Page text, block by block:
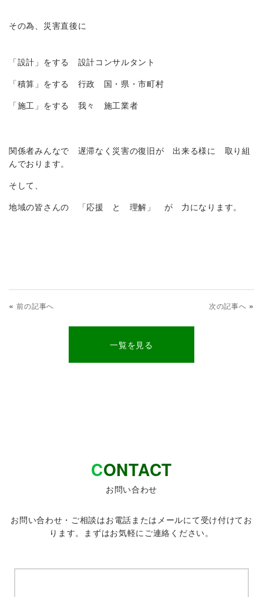
その為、災害直後に
「設計」をする 設計コンサルタント
「積算」をする 行政 国・県・市町村
「施工」をする 我々 施工業者
関係者みんなで 遅滞なく災害の復旧が 出来る様に 取り組
んでおります。
そして、
地域の皆さんの 「応援 と 理解」 が 力になります。
«前の記事へ 次の記事へ »
一覧を見る
CONTACT
お問い合わせ
お問い合わせ・ご相談はお電話またはメールにて受け付けてお
ります。まずはお気軽にご連絡ください。